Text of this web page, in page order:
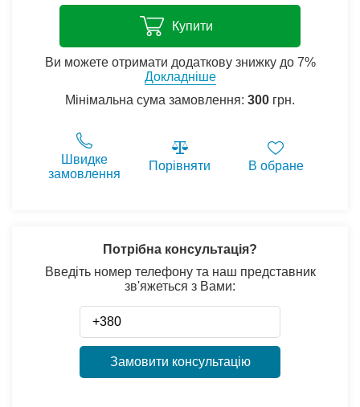
Купити
Ви можете отримати додаткову знижку до 7%
Докладніше
Мінімальна сума замовлення: 300 грн.
Швидке
замовлення
Порівняти В обране
Потрібна консультація?
Введіть номер телефону та наш представник
зв'яжеться з Вами:
Замовити консультацію